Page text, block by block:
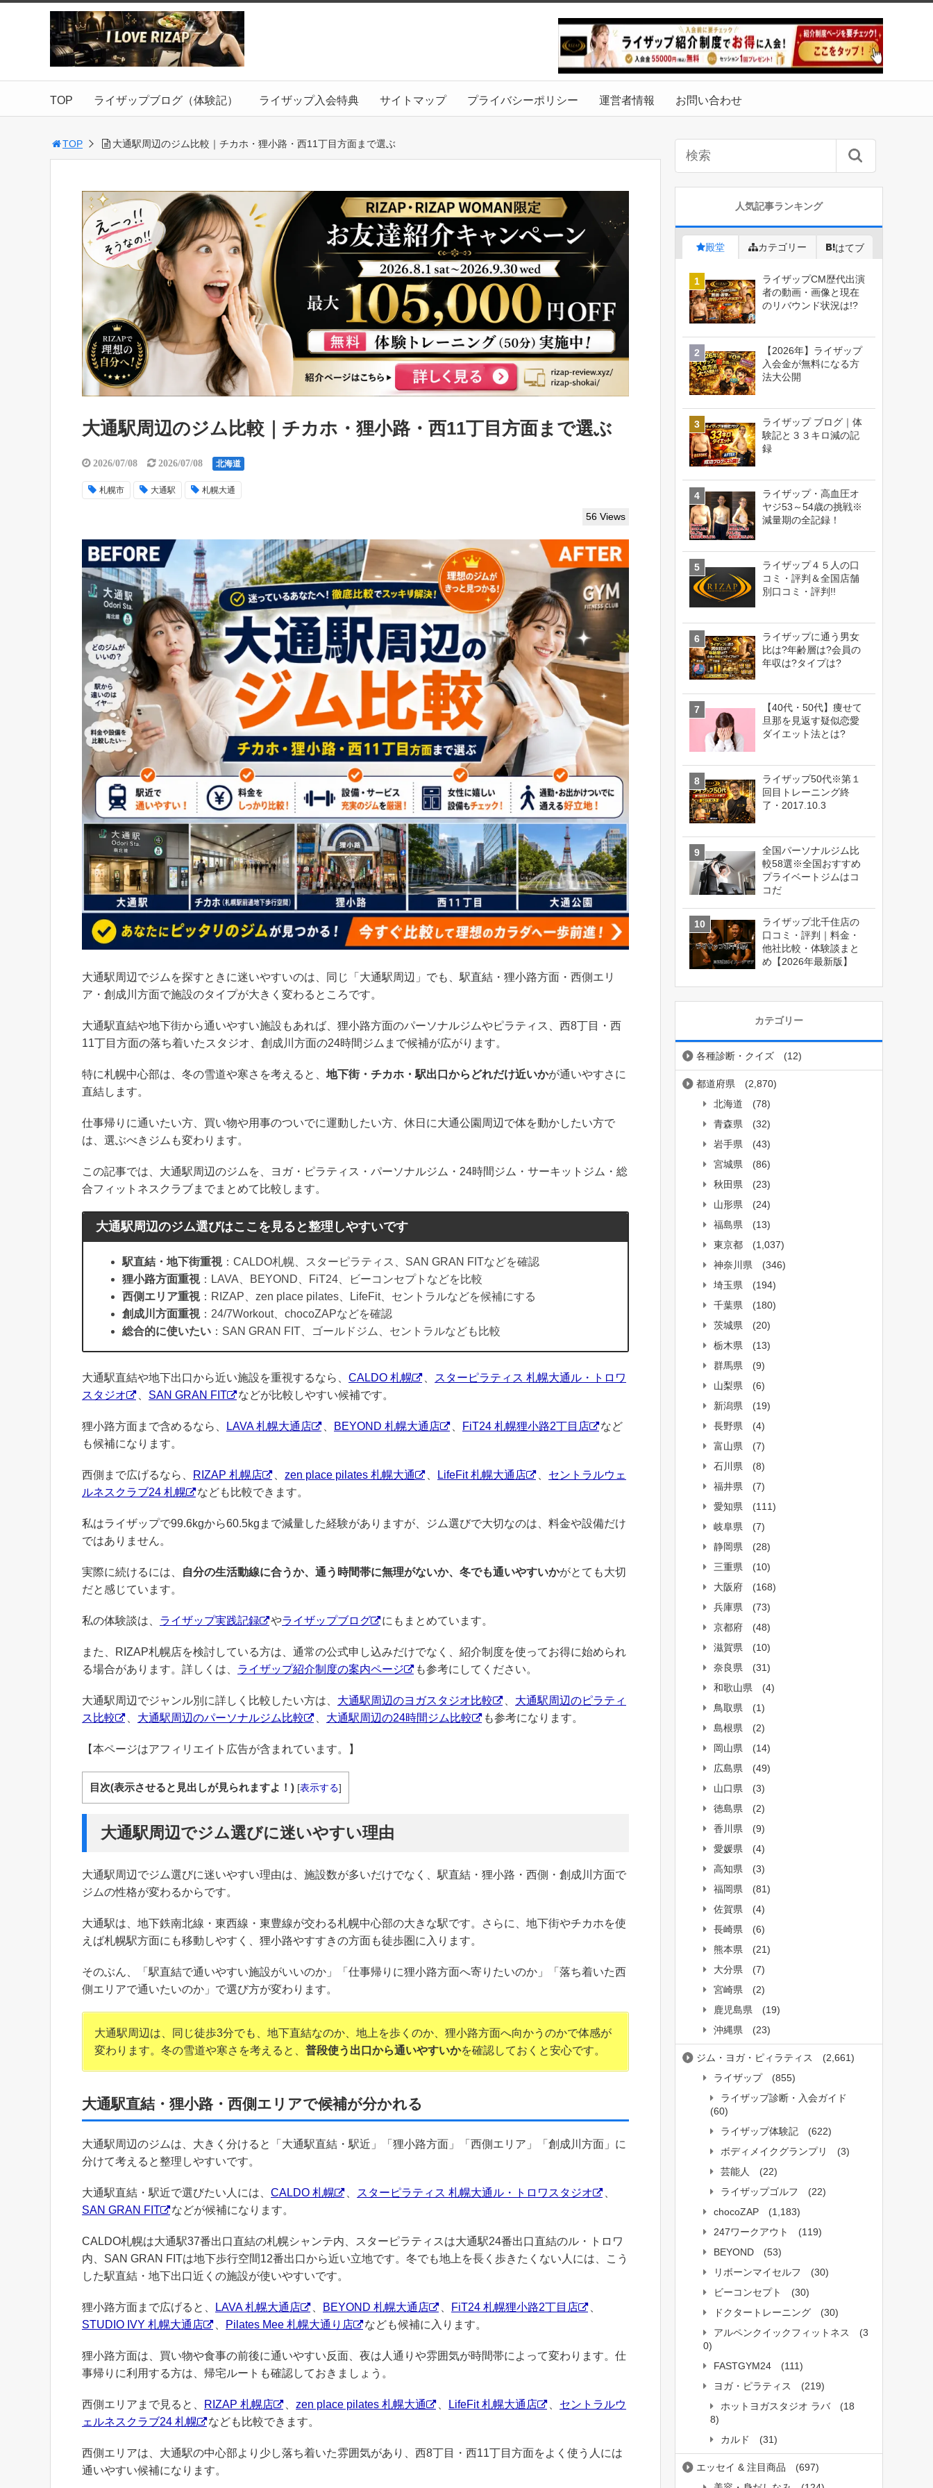
TOP ライザップブログ（体験記） ライザップ入会特典 サイトマップ プライバシーポリシー 運営者情報 お問い合わせ
TOP 大通駅周辺のジム比較｜チカホ・狸小路・西11丁目方面まで選ぶ
大通駅周辺のジム比較｜チカホ・狸小路・西11丁目方面まで選ぶ
2026/07/08 2026/07/08 北海道
札幌市 大通駅 札幌大通
56 Views
大通駅周辺でジムを探すときに迷いやすいのは、同じ「大通駅周辺」でも、駅直結・狸小路方面・西側エリ
ア・創成川方面で施設のタイプが大きく変わるところです。
大通駅直結や地下街から通いやすい施設もあれば、狸小路方面のパーソナルジムやピラティス、西8丁目・西
11丁目方面の落ち着いたスタジオ、創成川方面の24時間ジムまで候補が広がります。
特に札幌中心部は、冬の雪道や寒さを考えると、 地下街・チカホ・駅出口からどれだけ近いかが通いやすさに
直結します。
仕事帰りに通いたい方、買い物や用事のついでに運動したい方、休日に大通公園周辺で体を動かしたい方で
は、選ぶべきジムも変わります。
この記事では、大通駅周辺のジムを、ヨガ・ピラティス・パーソナルジム・24時間ジム・サーキットジム・総
合フィットネスクラブまでまとめて比較します。
大通駅周辺のジム選びはここを見ると整理しやすいです
駅直結・地下街重視 ：CALDO札幌、スターピラティス、SAN GRAN FITなどを確認
狸小路方面重視 ：LAVA、BEYOND、FiT24、ビーコンセプトなどを比較
西側エリア重視 ：RIZAP、zen place pilates、LifeFit、セントラルなどを候補にする
創成川方面重視 ：24/7Workout、chocoZAPなどを確認
総合的に使いたい ：SAN GRAN FIT、ゴールドジム、セントラルなども比較
大通駅直結や地下出口から近い施設を重視するなら、 CALDO 札幌
スターピラティス 札幌大通ル・トロワ
スタジオ
SAN GRAN FIT などが比較しやすい候補です。
狸小路方面まで含めるなら、 LAVA 札幌大通店 BEYOND 札幌大通店 FiT24 札幌狸小路2丁目店
など
も候補になります。
西側まで広げるなら、 RIZAP 札幌店 zen place pilates 札幌大通 LifeFit 札幌大通店
セントラルウェ
ルネスクラブ24 札幌
なども比較できます。
私はライザップで99.6kgから60.5kgまで減量した経験がありますが、ジム選びで大切なのは、料金や設備だけ
ではありません。
実際に続けるには、 自分の生活動線に合うか、通う時間帯に無理がないか、冬でも通いやすいかがとても大切
だと感じています。
私の体験談は、 ライザップ実践記録 やライザップブログ にもまとめています。
また、RIZAP札幌店を検討している方は、通常の公式申し込みだけでなく、紹介制度を使ってお得に始められ
る場合があります。詳しくは、 ライザップ紹介制度の案内ページ も参考にしてください。
大通駅周辺でジャンル別に詳しく比較したい方は、 大通駅周辺のヨガスタジオ比較
大通駅周辺のピラティ
ス比較
大通駅周辺のパーソナルジム比較 大通駅周辺の24時間ジム比較 も参考になります。
【本ページはアフィリエイト広告が含まれています。】
目次(表示させると見出しが見られますよ！) [表示する]
大通駅周辺でジム選びに迷いやすい理由
大通駅周辺でジム選びに迷いやすい理由は、施設数が多いだけでなく、駅直結・狸小路・西側・創成川方面で
ジムの性格が変わるからです。
大通駅は、地下鉄南北線・東西線・東豊線が交わる札幌中心部の大きな駅です。さらに、地下街やチカホを使
えば札幌駅方面にも移動しやすく、狸小路やすすきの方面も徒歩圏に入ります。
そのぶん、「駅直結で通いやすい施設がいいのか」「仕事帰りに狸小路方面へ寄りたいのか」「落ち着いた西
側エリアで通いたいのか」で選び方が変わります。
大通駅周辺は、同じ徒歩3分でも、地下直結なのか、地上を歩くのか、狸小路方面へ向かうのかで体感が
変わります。冬の雪道や寒さを考えると、 普段使う出口から通いやすいかを確認しておくと安心です。
大通駅直結・狸小路・西側エリアで候補が分かれる
大通駅周辺のジムは、大きく分けると「大通駅直結・駅近」「狸小路方面」「西側エリア」「創成川方面」に
分けて考えると整理しやすいです。
大通駅直結・駅近で選びたい人には、 CALDO 札幌 スターピラティス 札幌大通ル・トロワスタジオ
SAN GRAN FIT
などが候補になります。
CALDO札幌は大通駅37番出口直結の札幌シャンテ内、スターピラティスは大通駅24番出口直結のル・トロワ
内、SAN GRAN FITは地下歩行空間12番出口から近い立地です。冬でも地上を長く歩きたくない人には、こう
した駅直結・地下出口近くの施設が使いやすいです。
狸小路方面まで広げると、 LAVA 札幌大通店 BEYOND 札幌大通店 FiT24 札幌狸小路2丁目店
STUDIO IVY 札幌大通店
Pilates Mee 札幌大通り店 なども候補に入ります。
狸小路方面は、買い物や食事の前後に通いやすい反面、夜は人通りや雰囲気が時間帯によって変わります。仕
事帰りに利用する方は、帰宅ルートも確認しておきましょう。
西側エリアまで見ると、 RIZAP 札幌店 zen place pilates 札幌大通 LifeFit 札幌大通店
セントラルウ
ェルネスクラブ24 札幌
なども比較できます。
西側エリアは、大通駅の中心部より少し落ち着いた雰囲気があり、西8丁目・西11丁目方面をよく使う人には
通いやすい候補になります。
人気記事ランキング
殿堂 カテゴリー はてブ
ライザップCM歴代出演
者の動画・画像と現在
のリバウンド状況は!?
【2026年】ライザップ
入会金が無料になる方
法大公開
ライザップ ブログ｜体
験記と３３キロ減の記
録
ライザップ・高血圧オ
ヤジ53～54歳の挑戦※
減量期の全記録！
ライザップ４５人の口
コミ・評判＆全国店舗
別口コミ・評判!!
ライザップに通う男女
比は?年齢層は?会員の
年収は?タイプは?
【40代・50代】痩せて
旦那を見返す疑似恋愛
ダイエット法とは?
ライザップ50代※第１
回目トレーニング終
了・2017.10.3
全国パーソナルジム比
較58選※全国おすすめ
プライベートジムはコ
コだ
ライザップ北千住店の
口コミ・評判｜料金・
他社比較・体験談まと
め【2026年最新版】
カテゴリー
各種診断・クイズ (12)
都道府県
(2,870)
北海道
(78)
青森県
(32)
岩手県
(43)
宮城県
(86)
秋田県
(23)
山形県
(24)
福島県
(13)
東京都
(1,037)
神奈川県
(346)
埼玉県
(194)
千葉県
(180)
茨城県
(20)
栃木県
(13)
群馬県
(9)
山梨県
(6)
新潟県
(19)
長野県
(4)
富山県
(7)
石川県
(8)
福井県
(7)
愛知県
(111)
岐阜県
(7)
静岡県
(28)
三重県
(10)
大阪府
(168)
兵庫県
(73)
京都府
(48)
滋賀県
(10)
奈良県
(31)
和歌山県
(4)
鳥取県
(1)
島根県
(2)
岡山県
(14)
広島県
(49)
山口県
(3)
徳島県
(2)
香川県
(9)
愛媛県
(4)
高知県
(3)
福岡県
(81)
佐賀県
(4)
長崎県
(6)
熊本県
(21)
大分県
(7)
宮崎県
(2)
鹿児島県
(19)
沖縄県
(23)
ジム・ヨガ・ピィラティス
(2,661)
ライザップ
(855)
ライザップ診断・入会ガイド
(60)
ライザップ体験記
(622)
ボディメイクグランプリ
(3)
芸能人
(22)
ライザップゴルフ
(22)
chocoZAP
(1,183)
247ワークアウト
(119)
BEYOND
(53)
リボーンマイセルフ
(30)
ビーコンセプト
(30)
ドクタートレーニング
(30)
アルペンクイックフィットネス
(3
0)
FASTGYM24
(111)
ヨガ・ピラティス
(219)
ホットヨガスタジオ ラバ
(18
8)
カルド
(31)
エッセイ & 注目商品
(697)